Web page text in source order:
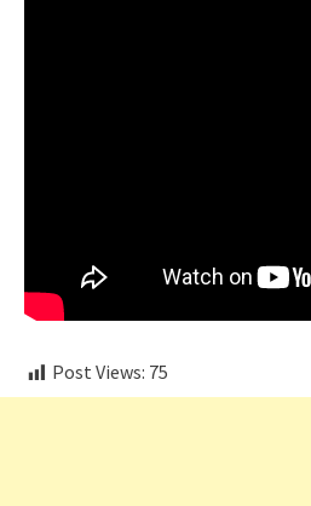
Post Views: 75